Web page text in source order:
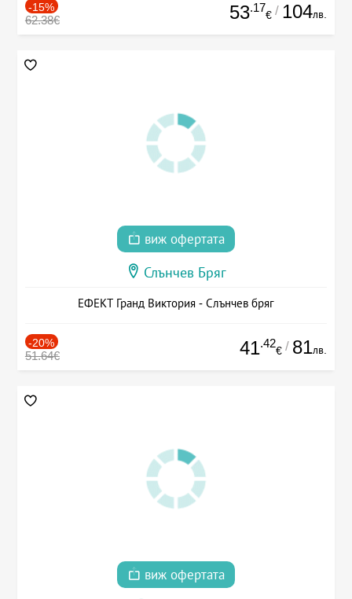
-15%
62.38€ 53.17
€ / 104лв.
виж офертата
Слънчев Бряг
ЕФЕКТ Гранд Виктория - Слънчев бряг
-20%
51.64€ 41.42
€ / 81лв.
виж офертата